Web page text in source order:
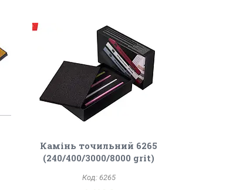
Камінь точильний 6265
(240/400/3000/8000 grit)
6265